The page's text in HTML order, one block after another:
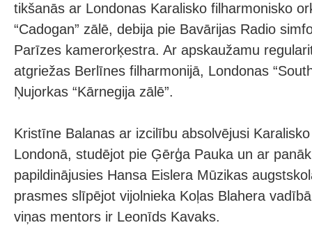
tikšanās ar Londonas Karalisko filharmonisko
“Cadogan” zālē, debija pie Bavārijas Radio
Parīzes kamerorķestra. Ar apskaužamu
atgriežas Berlīnes filharmonijā, Londonas
Ņujorkas “Kārnegija zālē”.
Kristīne Balanas ar izcilību absolvējusi
Londonā, studējot pie Ģērģa Pauka un ar
papildinājusies Hansa Eislera Mūzikas
prasmes slīpējot vijolnieka Koļas Blahera
viņas mentors ir Leonīds Kavaks.